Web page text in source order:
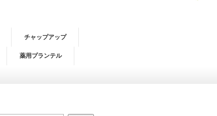
チャップアップ
薬用プランテル